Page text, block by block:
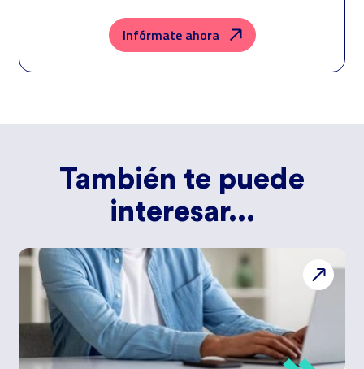
correspondiente. Compartiremos su solicitud con las empresas que
Grupo Northius
, con el objeto de que estas puedan
hacerle llegar la mejor oferta de productos y servicios de acuerdo a su
petición. Quedan reconocidos los derechos de acceso, rectificación,
Privacidad.
Infórmate ahora
También te puede
interesar...